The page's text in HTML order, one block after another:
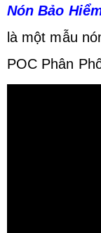
Nón Bảo
là một mẫu
POC Phân